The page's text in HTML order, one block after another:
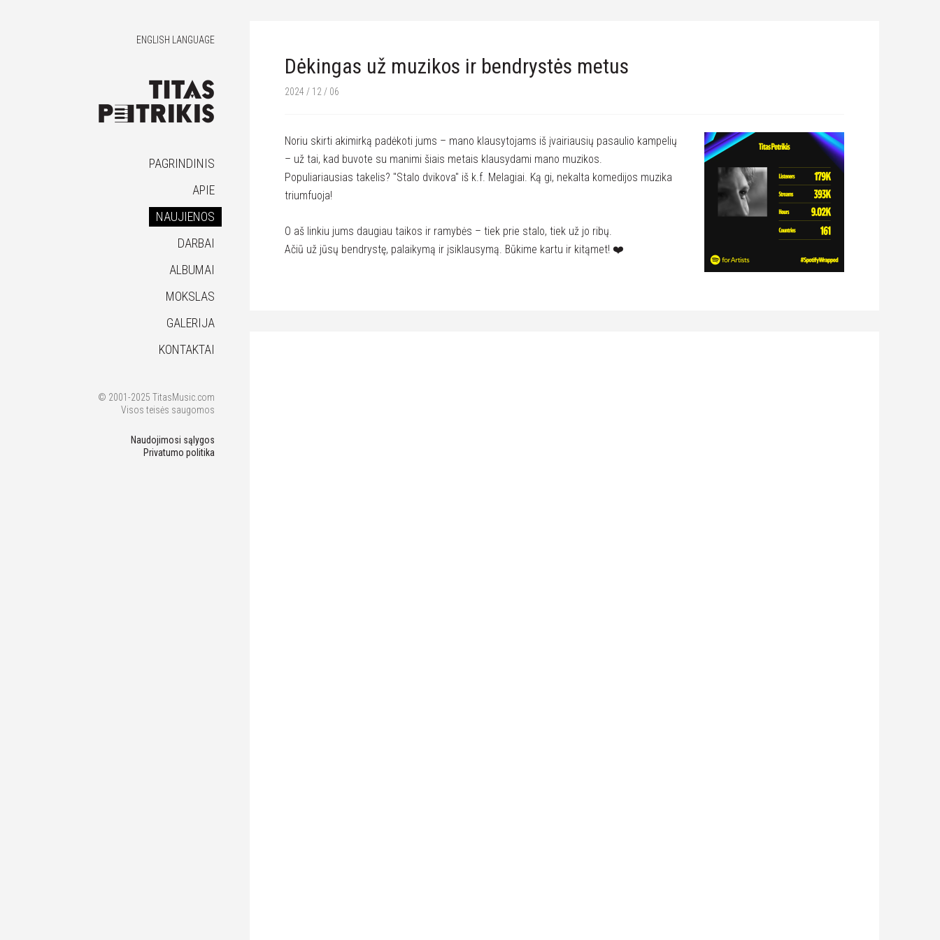
ENGLISH LANGUAGE
PAGRINDINIS
APIE
NAUJIENOS
DARBAI
ALBUMAI
MOKSLAS
GALERIJA
KONTAKTAI
© 2001-2025 TitasMusic.com
Visos teisės saugomos
Naudojimosi sąlygos
Privatumo politika
Dėkingas už muzikos ir bendrystės metus
2024 / 12 / 06
Noriu skirti akimirką padėkoti jums – mano klausytojams iš įvairiausių pasaulio kampelių
– už tai, kad buvote su manimi šiais metais klausydami mano muzikos.
Populiariausias takelis? "Stalo dvikova" iš k.f. Melagiai. Ką gi, nekalta komedijos muzika
triumfuoja!
O aš linkiu jums daugiau taikos ir ramybės – tiek prie stalo, tiek už jo ribų.
Ačiū už jūsų bendrystę, palaikymą ir įsiklausymą. Būkime kartu ir kitąmet! ❤️